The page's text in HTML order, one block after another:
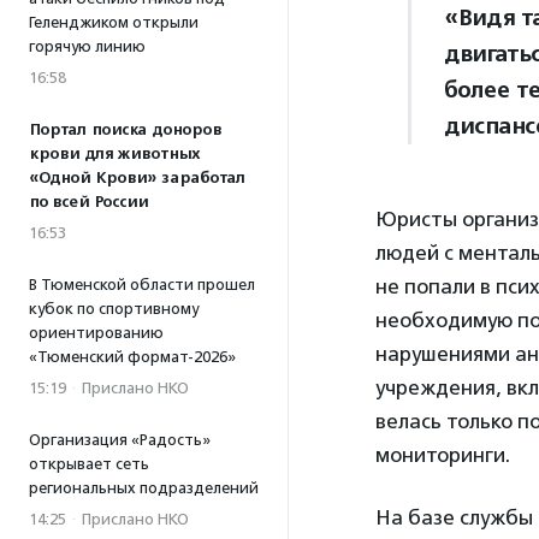
Геленджиком открыли
горячую линию
16:58
Портал поиска доноров
крови для животных
«Одной Крови» заработал
по всей России
16:53
В Тюменской области прошел
кубок по спортивному
ориентированию
«Тюменский формат-2026»
15:19 · Прислано НКО
Организация «Радость»
открывает сеть
региональных подразделений
14:25 · Прислано НКО
«Видя
более
Юристы
людей с
не попали в
необходимую
нарушениями
учреждения,
велась только
мониторинги.
На базе